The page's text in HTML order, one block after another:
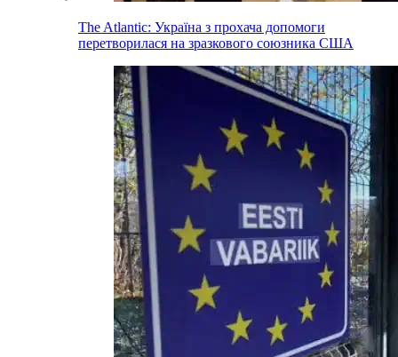
The Atlantic: Україна з прохача допомоги
перетворилася на зразкового союзника США